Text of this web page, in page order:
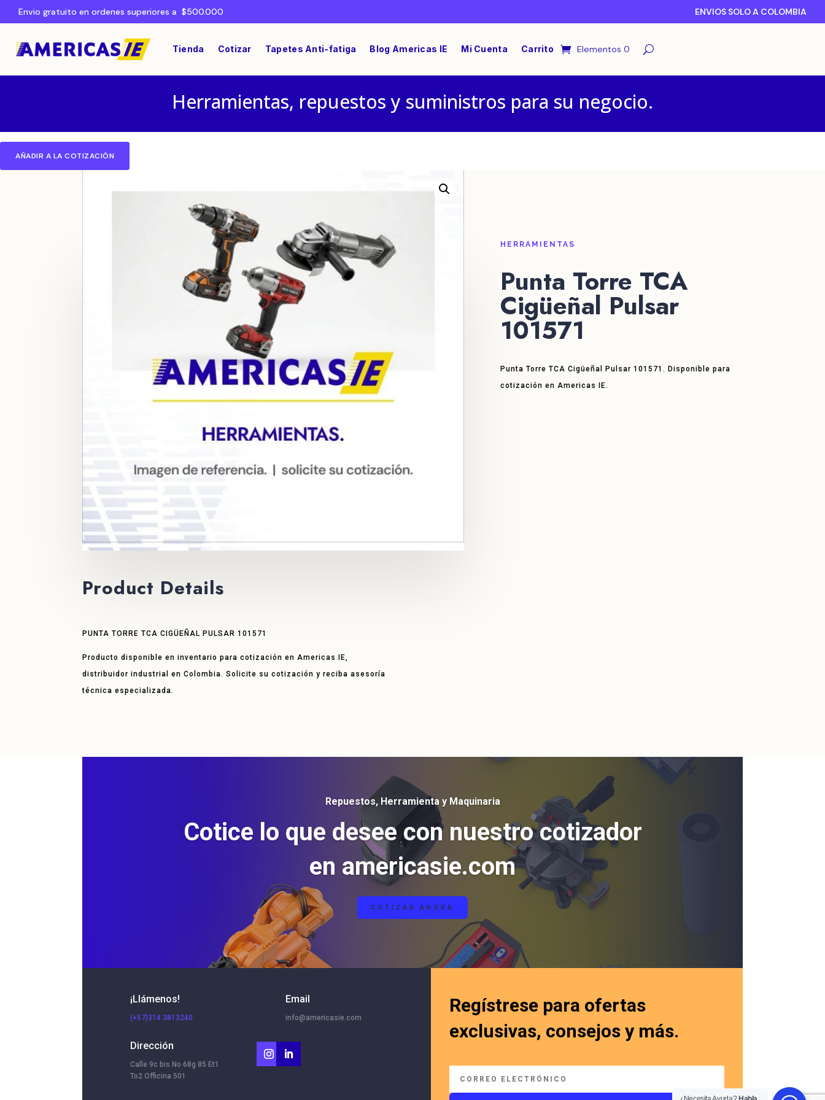
Envio gratuito en ordenes superiores a $500.000 ENVIOS SOLO A COLOMBIA
Tienda Cotizar Tapetes Anti-fatiga Blog Americas IE Mi Cuenta Carrito Elementos 0
Herramientas, repuestos y suministros para su negocio.
AÑADIR A LA COTIZACIÓN
HERRAMIENTAS/ Punta Torre TCA Cigüeñal Pulsar 101571
HERRAMIENTAS
Punta Torre TCA
Cigüeñal Pulsar
101571
Punta Torre TCA Cigüeñal Pulsar 101571. Disponible para
cotización en Americas IE.
Product Details
PUNTA TORRE TCA CIGÜEÑAL PULSAR 101571
Producto disponible en inventario para cotización en Americas IE,
distribuidor industrial en Colombia. Solicite su cotización y reciba asesoría
técnica especializada.
Repuestos, Herramienta y Maquinaria
Cotice lo que desee con nuestro cotizador
en americasie.com
COTIZAR AHORA
¡Llámenos!
(+57)314 3813240
Dirección
Calle 9c bis No 68g 85 Et1
To2 Officina 501
Email
info@americasie.com
Regístrese para ofertas
exclusivas, consejos y más.